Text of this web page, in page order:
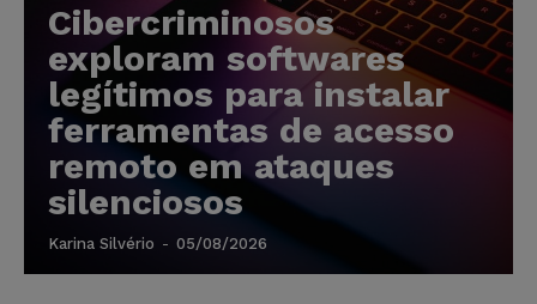
Cibercriminosos
exploram softwares
legítimos para instalar
ferramentas de acesso
remoto em ataques
silenciosos
Karina Silvério - 05/08/2026